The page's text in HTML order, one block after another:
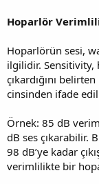
Hoparlör
Hoparlörün sesi,
ilgilidir. Sensitivity,
çıkardığını
cinsinden ifade
Örnek: 85 dB
dB ses çıkarabilir.
98 dB’ye kadar
verimlilikte bir